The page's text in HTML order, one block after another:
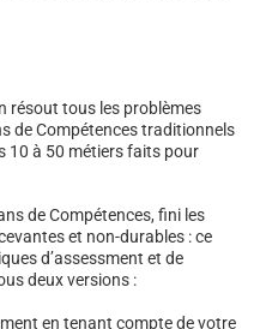
résout tous les problèmes
de Compétences traditionnels
10 à 50 métiers faits pour
de Compétences, fini les
et non-durables : ce
d’assessment et de
deux versions :
en tenant compte de votre